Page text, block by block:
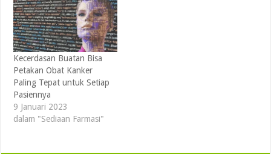
Kecerdasan Buatan Bisa
Petakan Obat Kanker
Paling Tepat untuk Setiap
Pasiennya
9 Januari 2023
dalam "Sediaan Farmasi"